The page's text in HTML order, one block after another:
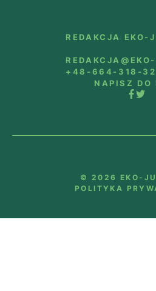
REDAKCJA EKO-
+48-664-318-
NAPISZ DO
© 2026 EKO-
POLITYKA